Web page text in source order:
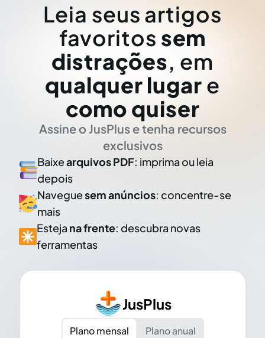
Leia seus artigos
favoritos sem
distrações, em
qualquer lugar e
como quiser
Assine o JusPlus e tenha recursos
exclusivos
Baixearquivos PDF: imprima ou leia
depois
Naveguesem anúncios: concentre-se
mais
Esteja na frente: descubra novas
ferramentas
JusPlus
Plano mensal
Plano anual